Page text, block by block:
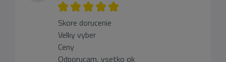
Skore dorucenie
Velky vyber
Ceny
Odporucam, vsetko ok